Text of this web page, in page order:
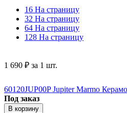
16 На страницу
32 На страницу
64 На страницу
128 На страницу
1 690 ₽ за 1 шт.
60120JUP00P Jupiter Marmo
Под заказ
В корзину